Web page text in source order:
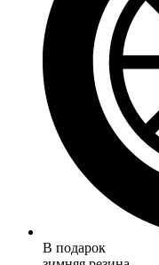
В подарок